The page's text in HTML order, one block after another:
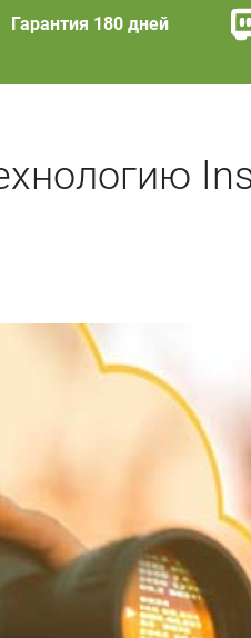
Гарантия 180 дней